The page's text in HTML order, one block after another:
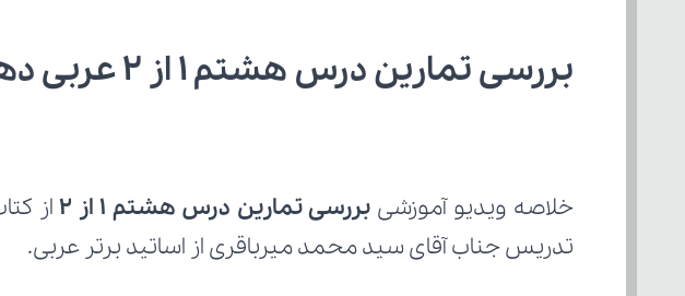
بررسی تمارین درس هشتم 1 از 2 عربی دهم رشته ریاضی
خلاصه ویدیو آموزشی بررسی تمارین درس هشتم 1 از 2
تدریس جناب آقای سید محمد میرباقری از اساتید برتر عربی.